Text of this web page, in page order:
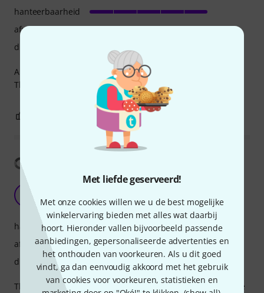
Met liefde geserveerd!
Met onze cookies willen we u de best mogelijke
winkelervaring bieden met alles wat daarbij
hoort. Hieronder vallen bijvoorbeeld passende
aanbiedingen, gepersonaliseerde advertenties en
het onthouden van voorkeuren. Als u dit goed
vindt, ga dan eenvoudig akkoord met het gebruik
van cookies voor voorkeuren, statistieken en
A great fit, plenty of padding, strong zips, useful handles.
The perfect way to keep the L-8 safe between jobs.
hanteerbaarheid
afwerking
draagcomfort
EVALUATIE MELDEN
pslh 04.08.2026
This bag fits the Zoom LiveTrak L-8 perfectly, is comfortable
hanteerbaarheid
afwerking
draagcomfort